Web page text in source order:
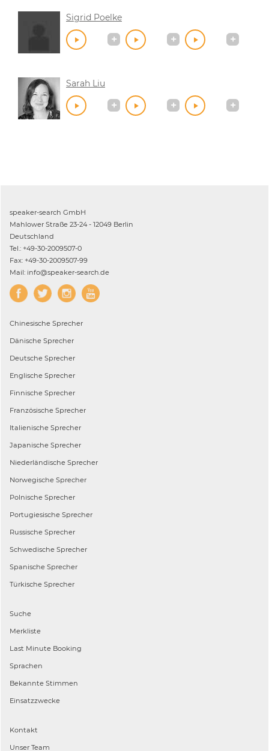
Sigrid Poelke
Sarah Liu
speaker-search GmbH
Mahlower Straße 23-24 - 12049 Berlin
Deutschland
Tel.: +49-30-2009507-0
Fax: +49-30-2009507-99
Mail: info@speaker-search.de
Chinesische Sprecher
Dänische Sprecher
Deutsche Sprecher
Englische Sprecher
Finnische Sprecher
Französische Sprecher
Italienische Sprecher
Japanische Sprecher
Niederländische Sprecher
Norwegische Sprecher
Polnische Sprecher
Portugiesische Sprecher
Russische Sprecher
Schwedische Sprecher
Spanische Sprecher
Türkische Sprecher
Suche
Merkliste
Last Minute Booking
Sprachen
Bekannte Stimmen
Einsatzzwecke
Kontakt
Unser Team